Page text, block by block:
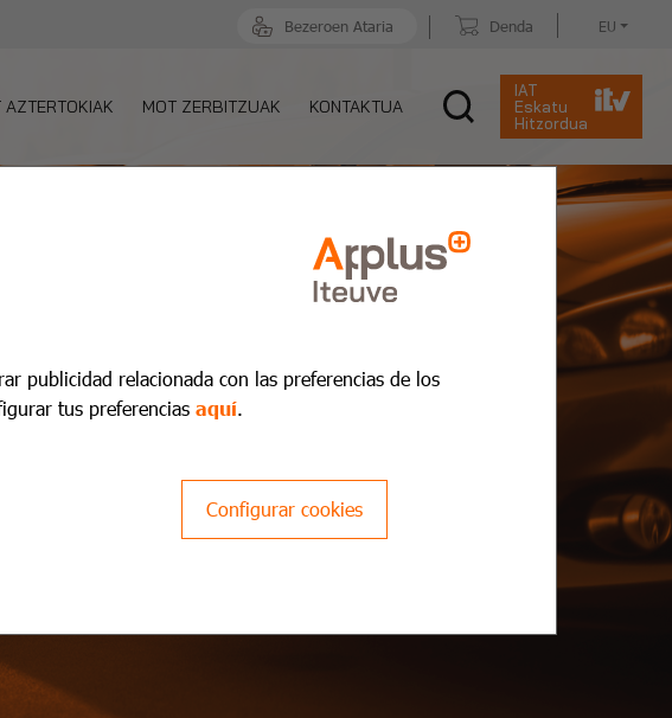
Bezeroen Ataria Denda EU
AZTERTOKIAK MOT ZERBITZUAK KONTAKTUA
IAT
Eskatu
Hitzordua
publicidad relacionada con las preferencias de los
tus preferencias aquí.
Configurar cookies